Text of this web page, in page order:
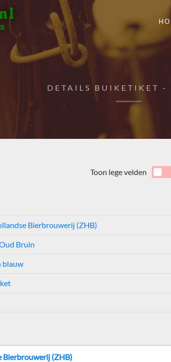
DETAILS BUIKETIKET -
Toon lege velden
Bierbrouwerij (ZHB)
Bruin
blauw
Bierbrouwerij (ZHB)